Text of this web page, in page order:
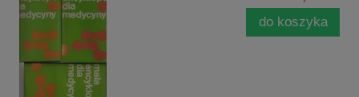
do koszyka